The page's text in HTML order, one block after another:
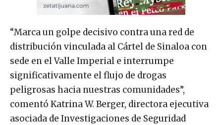
“Marca un golpe decisivo contra una red de
distribución vinculada al Cártel de Sinaloa con
sede en el Valle Imperial e interrumpe
significativamente el flujo de drogas
peligrosas hacia nuestras comunidades”,
comentó Katrina W. Berger, directora ejecutiva
asociada de Investigaciones de Seguridad